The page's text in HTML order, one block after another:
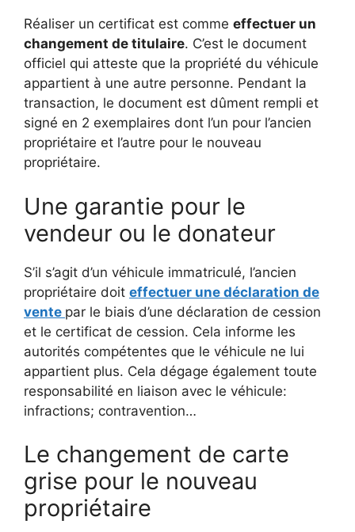
Réaliser un certificat est comme effectuer un
changement de titulaire. C’est le document
officiel qui atteste que la propriété du véhicule
appartient à une autre personne. Pendant la
transaction, le document est dûment rempli et
signé en 2 exemplaires dont l’un pour l’ancien
propriétaire et l’autre pour le nouveau
propriétaire.
Une garantie pour le
vendeur ou le donateur
S’il s’agit d’un véhicule immatriculé, l’ancien
propriétaire doit effectuer une déclaration de
vente par le biais d’une déclaration de cession
et le certificat de cession. Cela informe les
autorités compétentes que le véhicule ne lui
appartient plus. Cela dégage également toute
responsabilité en liaison avec le véhicule:
infractions; contravention…
Le changement de carte
grise pour le nouveau
propriétaire